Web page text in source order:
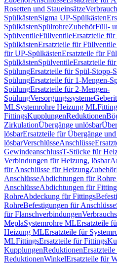
Rosetten und Staueinsätze
SpülkästenSigma UP-Spülkästen
SpülkästenSpülrohreZubehörFüll-
SpülventileFüllventileErsatzteile
SpülkästenErsatzteile für
für UP-SpülkästenErsatzteile für
SpülkästenSpülventileErsatzteile
SpülungErsatzteile für Spül-Stopp-
SpülungErsatzteile für 1-Mengen-
SpülungErsatzteile für 2-Mengen-
SpülungVersorgungssysteme
MLSystemrohre Heizung ML
FittingsKupplungenReduktionen
ZirkulationÜbergänge unlösbar
lösbarErsatzteile für Übergänge
lösbarVerschlüsseAnschlüsse
GewindeanschlussT-Stücke für
Verbindungen für Heizung, lösbar
für Anschlüsse für HeizungZubehör
AnschlüsseAbdichtungen für
AnschlüsseAbdichtungen für
RohreAbdeckung für Fittings
RohreBefestigungen für Anschlüsse
für Flanschverbindungen
MeplaSystemrohre MLErsatzteile
Heizung MLErsatzteile für
MLFittingsErsatzteile für Fittings
KupplungenReduktionen
ReduktionenWinkelErsatzteile für